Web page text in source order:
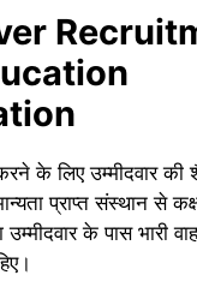
के लिए उम्मीदवार की
प्राप्त संस्थान से
के पास भारी